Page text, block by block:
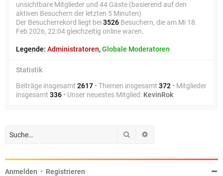
unsichtbare Mitglieder und 44 Gäste (basierend auf den
aktiven Besuchern der letzten 5 Minuten)
Der Besucherrekord liegt bei3526 Besuchern, die am Mi 18.
Feb 2026, 22:04 gleichzeitig online waren.
Legende: Administratoren,Globale Moderatoren
Statistik
Beiträge insgesamt 2617 • Themen insgesamt 372 • Mitglieder
insgesamt 336 • Unser neuestes Mitglied: KevinRok
Suche
Anmelden • Registrieren